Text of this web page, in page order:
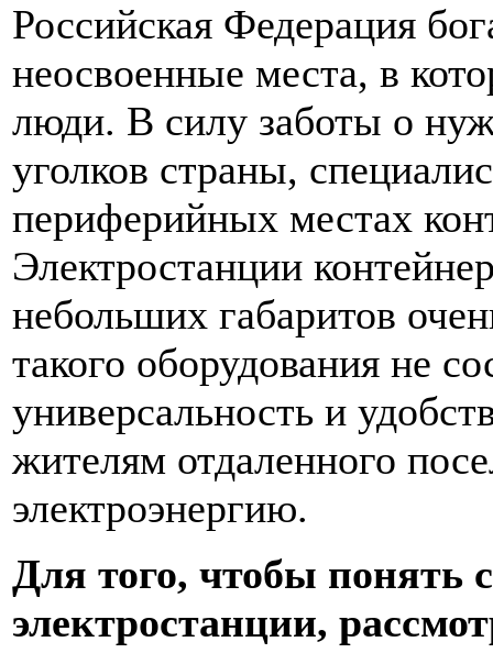
Российская Федерация
неосвоенные места, в
люди. В силу заботы о
уголков страны,
периферийных местах
Электростанции
небольших габаритов
такого оборудования не
универсальность и
жителям отдаленного
электроэнергию.
Для того, чтобы понять
электростанции,